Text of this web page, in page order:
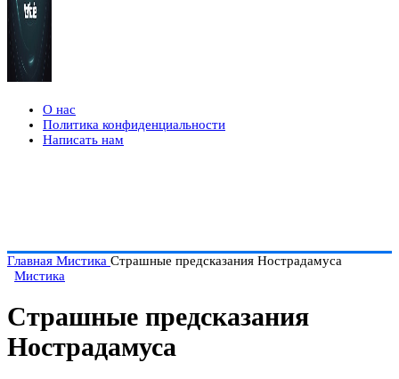
О нас
Политика конфиденциальности
Написать нам
Главная Мистика Страшные предсказания Нострадамуса
Мистика
Страшные предсказания
Нострадамуса